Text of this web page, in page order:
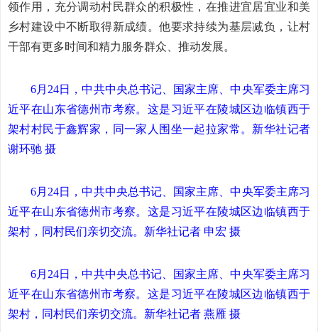
领作用，充分调动村民群众的积极性，在推进宜居宜业和美
乡村建设中不断取得新成绩。他要求持续为基层减负，让村
干部有更多时间和精力服务群众、推动发展。
6月24日，中共中央总书记、国家主席、中央军委主席习
近平在山东省德州市考察。这是习近平在陵城区边临镇西于
架村村民于鑫辉家，同一家人围坐一起拉家常。新华社记者
谢环驰 摄
6月24日，中共中央总书记、国家主席、中央军委主席习
近平在山东省德州市考察。这是习近平在陵城区边临镇西于
架村，同村民们亲切交流。 新华社记者 申宏 摄
6月24日，中共中央总书记、国家主席、中央军委主席习
近平在山东省德州市考察。这是习近平在陵城区边临镇西于
架村，同村民们亲切交流。 新华社记者 燕雁 摄